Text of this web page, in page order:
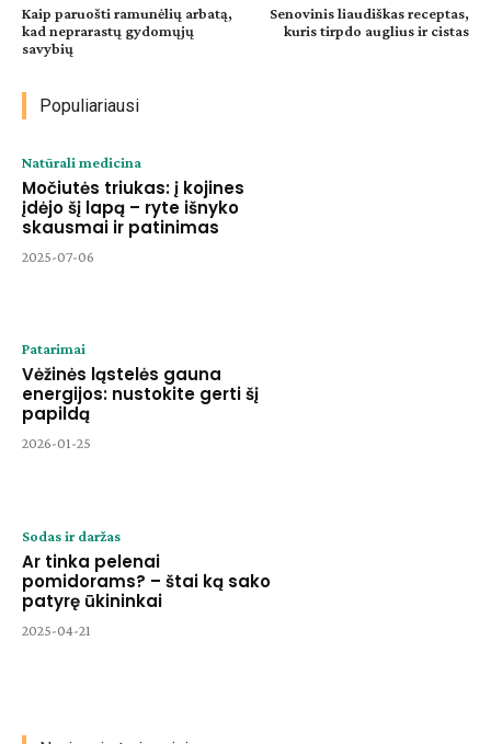
Kaip paruošti ramunėlių arbatą,
kad neprarastų gydomųjų
savybių
Senovinis liaudiškas receptas,
kuris tirpdo auglius ir cistas
Populiariausi
Natūrali medicina
Močiutės triukas: į kojines
įdėjo šį lapą – ryte išnyko
skausmai ir patinimas
2025-07-06
Patarimai
Vėžinės ląstelės gauna
energijos: nustokite gerti šį
papildą
2026-01-25
Sodas ir daržas
Ar tinka pelenai
pomidorams? – štai ką sako
patyrę ūkininkai
2025-04-21